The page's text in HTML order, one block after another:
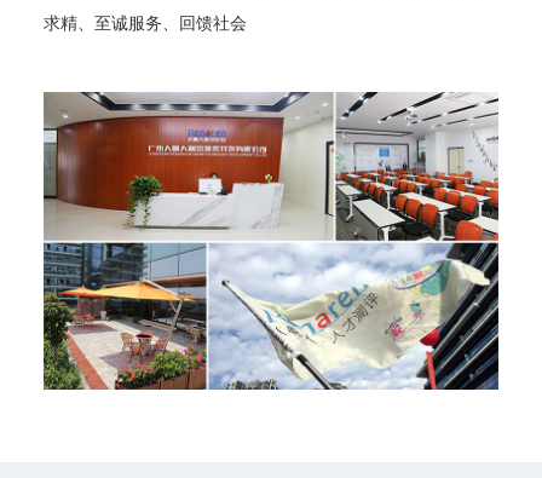
求精、至诚服务、回馈社会